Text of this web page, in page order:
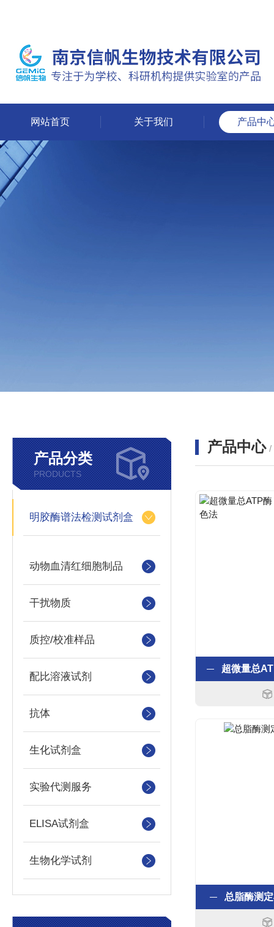
网站首页 关于我们 产品中
产品分类
PRODUCTS
明胶酶谱法检测试剂盒
动物血清红细胞制品
干扰物质
质控/校准样品
配比溶液试剂
抗体
生化试剂盒
实验代测服务
ELISA试剂盒
生物化学试剂
产品中心 /
总脂酶测